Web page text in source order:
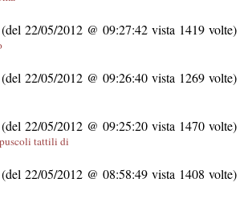
(del 22/05/2012 @ 09:27:42 vista 1419 volte)
(del 22/05/2012 @ 09:26:40 vista 1269 volte)
(del 22/05/2012 @ 09:25:20 vista 1470 volte)
tattili di
(del 22/05/2012 @ 08:58:49 vista 1408 volte)